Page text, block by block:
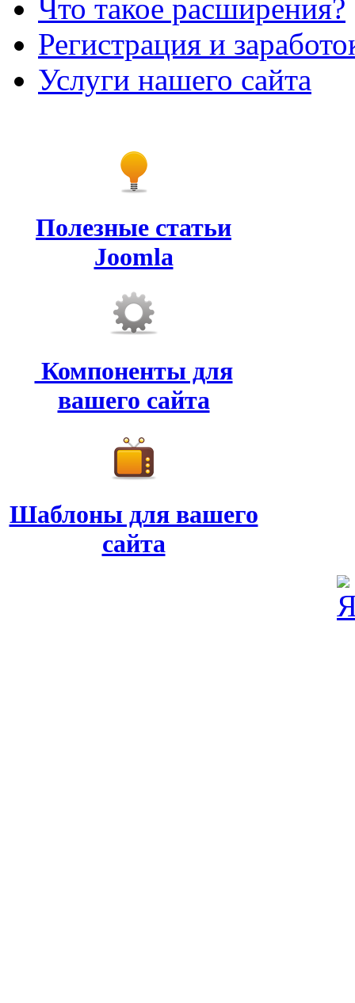
Что такое расширения?
Регистрация и
Услуги нашего сайта
Полезные статьи
Joomla
Компоненты для
вашего сайта
Шаблоны для вашего
сайта